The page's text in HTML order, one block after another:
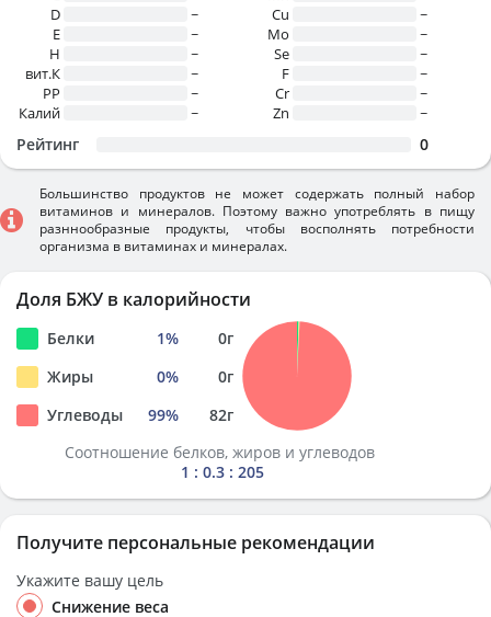
D
~
E
~
H
~
вит.К
~
PP
~
Калий
~
Cu
~
Mo
~
Se
~
F
~
Cr
~
Zn
~
Рейтинг 0
Большинство продуктов не может содержать полный набор
витаминов и минералов. Поэтому важно употреблять в пищу
разннообразные продукты, чтобы восполнять потребности
организма в витаминах и минералах.
Доля БЖУ в калорийности
Белки 1% 0г
Жиры
0% 0г
Углеводы
99% 82г
Соотношение белков, жиров и углеводов
1 : 0.3 : 205
Получите персональные рекомендации
Укажите вашу цель
Снижение веса